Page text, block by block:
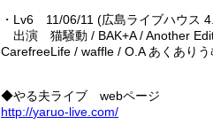
・Lv6 11/06/11 (広島ライブハウス
出演 猫騒動 / BAK+A / Another
CarefreeLife / waffle / O.A あくありう
◆やる夫ライブ webページ
http://yaruo-live.com/